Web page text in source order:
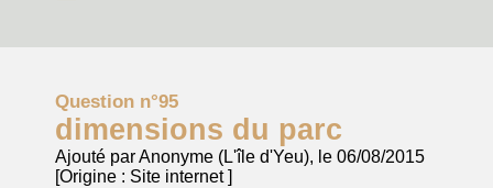
Question n°95
dimensions du parc
Ajouté par Anonyme (L'île d'Yeu), le 06/08/2015
[Origine : Site internet]